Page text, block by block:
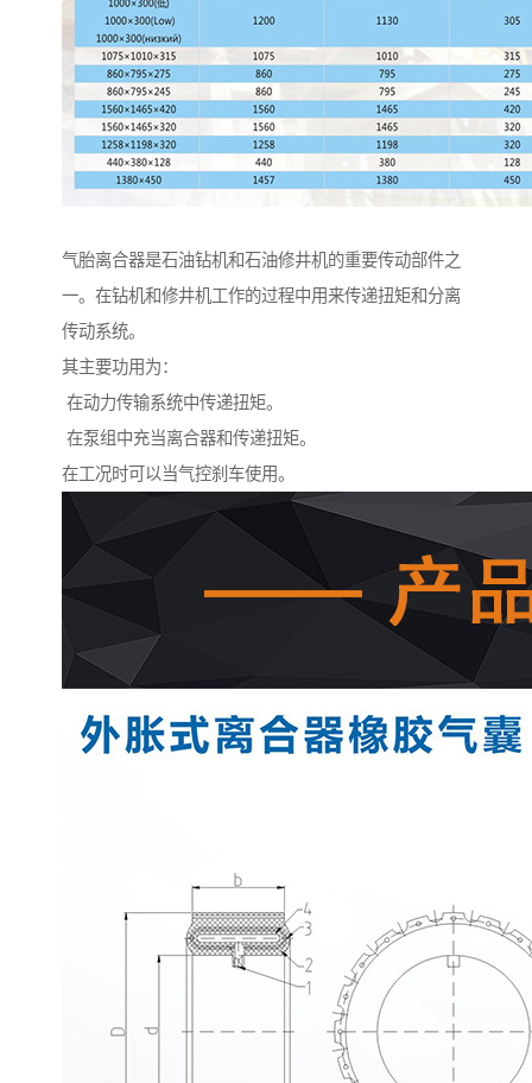
气胎离合器是石油钻机和石油修井机的重要传动部件之
一。在钻机和修井机工作的过程中用来传递扭矩和分离
传动系统。
其主要功用为：
在动力传输系统中传递扭矩。
在泵组中充当离合器和传递扭矩。
在工况时可以当气控刹车使用。